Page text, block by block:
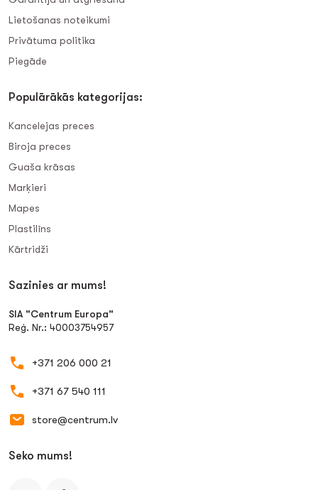
Lietošanas noteikumi
Privātuma politika
Piegāde
Populārākās kategorijas:
Kancelejas preces
Biroja preces
Guaša krāsas
Marķieri
Mapes
Plastilīns
Kārtridži
Sazinies ar mums!
SIA "Centrum Europa"
Reģ. Nr.: 40003754957
+371 206 000 21
+371 67 540 111
store@centrum.lv
Seko mums!